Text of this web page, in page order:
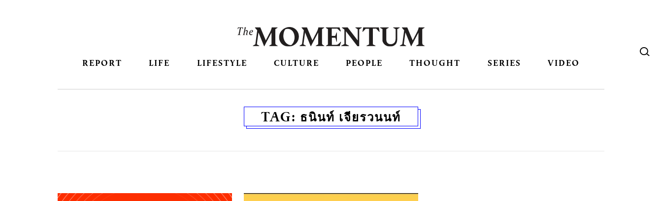
REPORT LIFE LIFESTYLE CULTURE PEOPLE THOUGHT SERIES VIDEO
TAG: ธนินท์ เจียรวนนท์